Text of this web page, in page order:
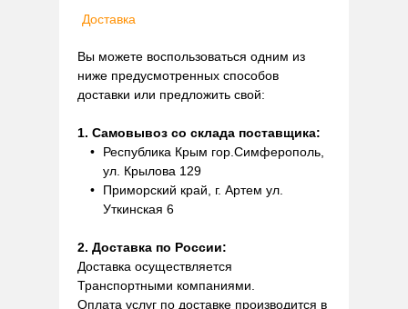
Доставка
Вы можете воспользоваться одним из
ниже предусмотренных способов
доставки или предложить свой:
1. Самовывоз со склада поставщика:
Республика Крым гор.Симферополь,
ул. Крылова 129
Приморский край, г. Артем ул.
Уткинская 6
2. Доставка по России:
Доставка осуществляется
Транспортными компаниями.
Оплата услуг по доставке производится в